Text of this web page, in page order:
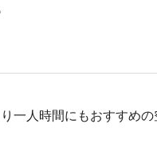
一人時間にもおすすめの